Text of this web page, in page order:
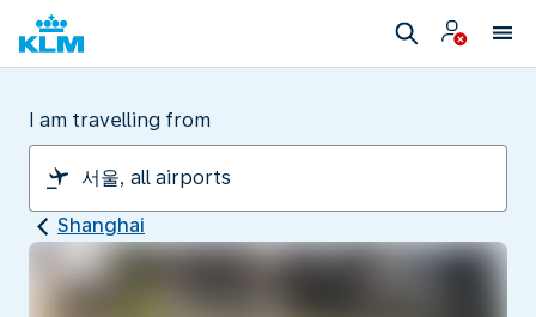
I am travelling from
Shanghai